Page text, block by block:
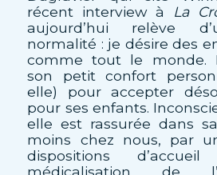
récent interview à La
aujourd’hui relève
normalité : je désire des
comme tout le monde.
son petit confort
elle) pour accepter
pour ses enfants.
elle est rassurée dans
moins chez nous, par
dispositions
médicalisation de